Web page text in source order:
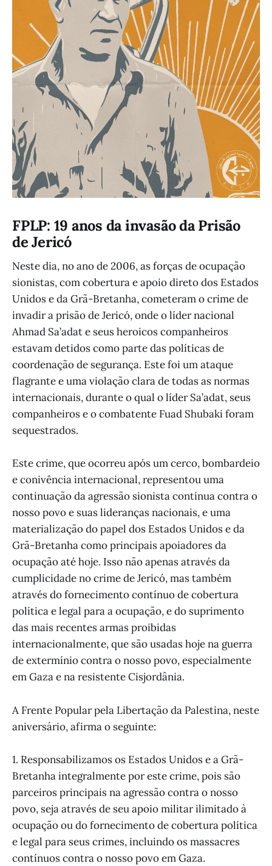
FPLP: 19 anos da invasão da Prisão
de Jericó
Neste dia, no ano de 2006, as forças de ocupação
sionistas, com cobertura e apoio direto dos Estados
Unidos e da Grã-Bretanha, cometeram o crime de
invadir a prisão de Jericó, onde o líder nacional
Ahmad Sa’adat e seus heroicos companheiros
estavam detidos como parte das políticas de
coordenação de segurança. Este foi um ataque
flagrante e uma violação clara de todas as normas
internacionais, durante o qual o líder Sa’adat, seus
companheiros e o combatente Fuad Shubaki foram
sequestrados.
Este crime, que ocorreu após um cerco, bombardeio
e conivência internacional, representou uma
continuação da agressão sionista contínua contra o
nosso povo e suas lideranças nacionais, e uma
materialização do papel dos Estados Unidos e da
Grã-Bretanha como principais apoiadores da
ocupação até hoje. Isso não apenas através da
cumplicidade no crime de Jericó, mas também
através do fornecimento contínuo de cobertura
política e legal para a ocupação, e do suprimento
das mais recentes armas proibidas
internacionalmente, que são usadas hoje na guerra
de extermínio contra o nosso povo, especialmente
em Gaza e na resistente Cisjordânia.
A Frente Popular pela Libertação da Palestina, neste
aniversário, afirma o seguinte:
1. Responsabilizamos os Estados Unidos e a Grã-
Bretanha integralmente por este crime, pois são
parceiros principais na agressão contra o nosso
povo, seja através de seu apoio militar ilimitado à
ocupação ou do fornecimento de cobertura política
e legal para seus crimes, incluindo os massacres
contínuos contra o nosso povo em Gaza.